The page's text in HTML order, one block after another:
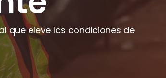
que eleve las condiciones de